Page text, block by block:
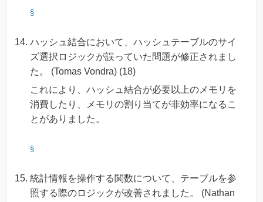
§
ハッシュ結合において、ハッシュテーブルのサイ
ズ選択ロジックが誤っていた問題が修正されまし
た。 (Tomas Vondra) (18)
これにより、ハッシュ結合が必要以上のメモリを
消費したり、メモリの割り当てが非効率になるこ
とがありました。
§
統計情報を操作する関数について、テーブルを参
照する際のロジックが改善されました。 (Nathan